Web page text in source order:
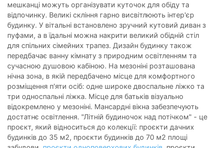
мешканці можуть організувати куточок для обіду та
відпочинку. Великі скління гарно висвітлюють інтер'єр
будинку. У вітальні встановлено зручний кутовий диван з
пуфами, а в їдальні можна накрити великий обідній стіл
для спільних сімейних трапез. Дизайн будинку також
передбачає ванну кімнату з природним освітленням та
сучасною душовою кабіною. На мезоніні розташована
нічна зона, в якій передбачено місце для комфортного
розміщення п'яти осіб: одне широке двоспальне ліжко та
три односпальні ліжка. Місце для батьків візуально
відокремлено у мезоніні. Мансардні вікна забезпечують
достатнє освітлення. "Літній будиночок над потічком" - це
проєкт, який відноситься до колекції: проєкти дачних
будинків до 35 м2, проєкти будинків до 70 м2 площі